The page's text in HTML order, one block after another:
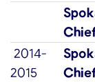
2014-
2015